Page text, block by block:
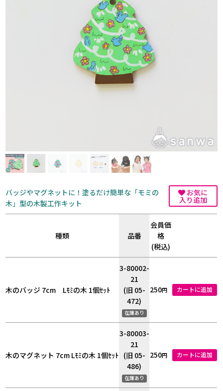
バッジやマグネットに！塗るだけ簡単な「モミの
木」型の木製工作キット
お気に
入り追加
種類 品番
会員価
格
(税込)
木のバッジ 7cm Lﾓﾐの木 1個ｾｯﾄ
3-80002-
21
(旧 05-
472)
在庫あり
250円 カートに追加
木のマグネット 7cm Lﾓﾐの木 1個ｾｯﾄ
3-80003-
21
(旧 05-
486)
在庫あり
250円 カートに追加